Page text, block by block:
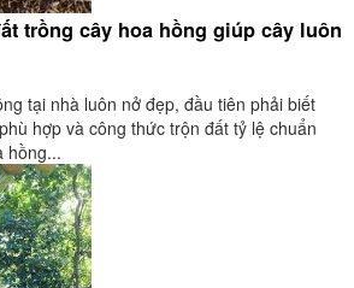
trồng cây hoa hồng giúp cây luôn
tại nhà luôn nở đẹp, đầu tiên phải biết
hợp và công thức trộn đất tỷ lệ chuẩn
hồng...